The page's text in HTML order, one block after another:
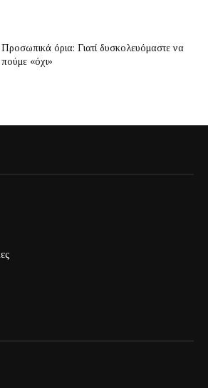
Προσωπικά όρια: Γιατί δυσκολευόμαστε να
πούμε «όχι»